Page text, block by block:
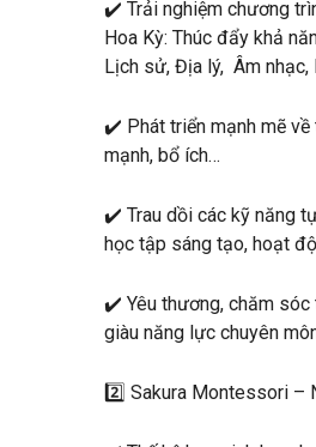
✔️ Trải nghiệm chương
Hoa Kỳ: Thúc đẩy khả
Lịch sử, Địa lý, Âm nhạc,
✔️ Phát triển mạnh mẽ về
mạnh, bổ ích…
✔️ Trau dồi các kỹ năng
học tập sáng tạo, hoạt
✔️ Yêu thương, chăm sóc
giàu năng lực chuyên
2️⃣ Sakura Montessori –